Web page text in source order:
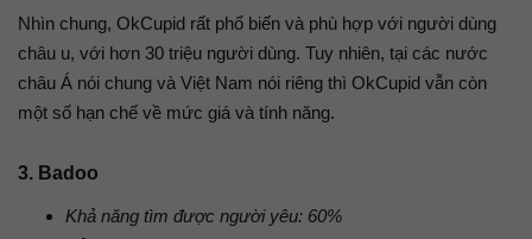
Nhìn chung, OkCupid rất phổ biến và phù hợp với người dùng
châu u, với hơn 30 triệu người dùng. Tuy nhiên, tại các nước
châu Á nói chung và Việt Nam nói riêng thì OkCupid vẫn còn
một số hạn chế về mức giá và tính năng.
3. Badoo
Khả năng tìm được người yêu: 60%